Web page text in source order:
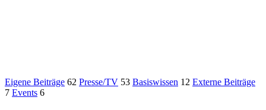
Eigene Beiträge 62 Presse/TV 53 Basiswissen 12 Externe Beiträge
7 Events 6